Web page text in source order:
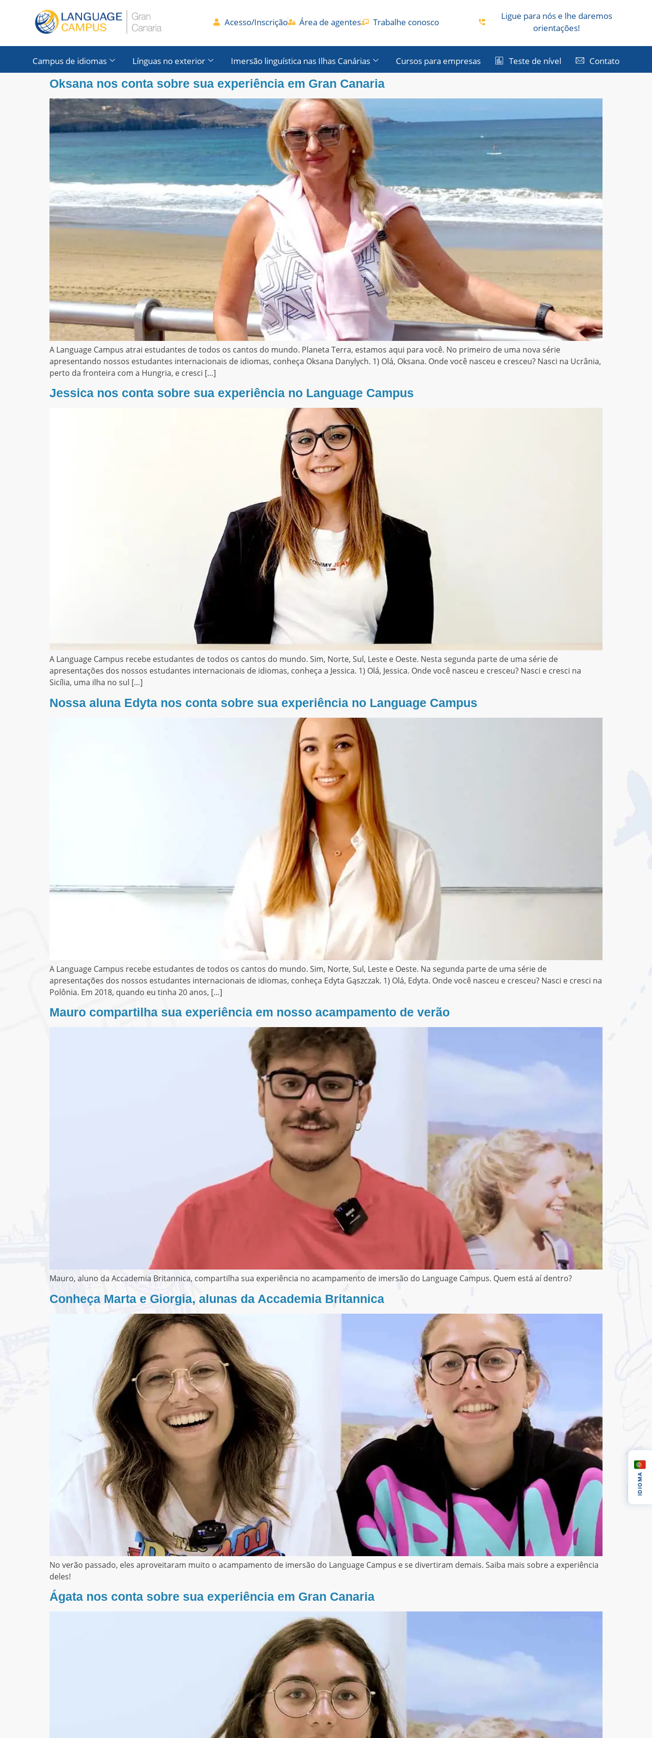
Acesso/Inscrição Área de agentes Trabalhe conosco
Ligue para nós e lhe daremos
orientações!
Campus de idiomas Línguas no exterior Imersão linguística nas Ilhas Canárias Cursos para empresas Teste de nível Contato
Oksana nos conta sobre sua experiência em Gran Canaria
A Language Campus atrai estudantes de todos os cantos do mundo. Planeta Terra, estamos aqui para você. No primeiro de uma nova série
apresentando nossos estudantes internacionais de idiomas, conheça Oksana Danylych. 1) Olá, Oksana. Onde você nasceu e cresceu? Nasci na Ucrânia,
perto da fronteira com a Hungria, e cresci […]
Jessica nos conta sobre sua experiência no Language Campus
A Language Campus recebe estudantes de todos os cantos do mundo. Sim, Norte, Sul, Leste e Oeste. Nesta segunda parte de uma série de
apresentações dos nossos estudantes internacionais de idiomas, conheça a Jessica. 1) Olá, Jessica. Onde você nasceu e cresceu? Nasci e cresci na
Sicília, uma ilha no sul […]
Nossa aluna Edyta nos conta sobre sua experiência no Language Campus
A Language Campus recebe estudantes de todos os cantos do mundo. Sim, Norte, Sul, Leste e Oeste. Na segunda parte de uma série de
apresentações dos nossos estudantes internacionais de idiomas, conheça Edyta Gąszczak. 1) Olá, Edyta. Onde você nasceu e cresceu? Nasci e cresci na
Polônia. Em 2018, quando eu tinha 20 anos, […]
Mauro compartilha sua experiência em nosso acampamento de verão
Mauro, aluno da Accademia Britannica, compartilha sua experiência no acampamento de imersão do Language Campus. Quem está aí dentro?
Conheça Marta e Giorgia, alunas da Accademia Britannica
No verão passado, eles aproveitaram muito o acampamento de imersão do Language Campus e se divertiram demais. Saiba mais sobre a experiência
deles!
Ágata nos conta sobre sua experiência em Gran Canaria
IDIOMA